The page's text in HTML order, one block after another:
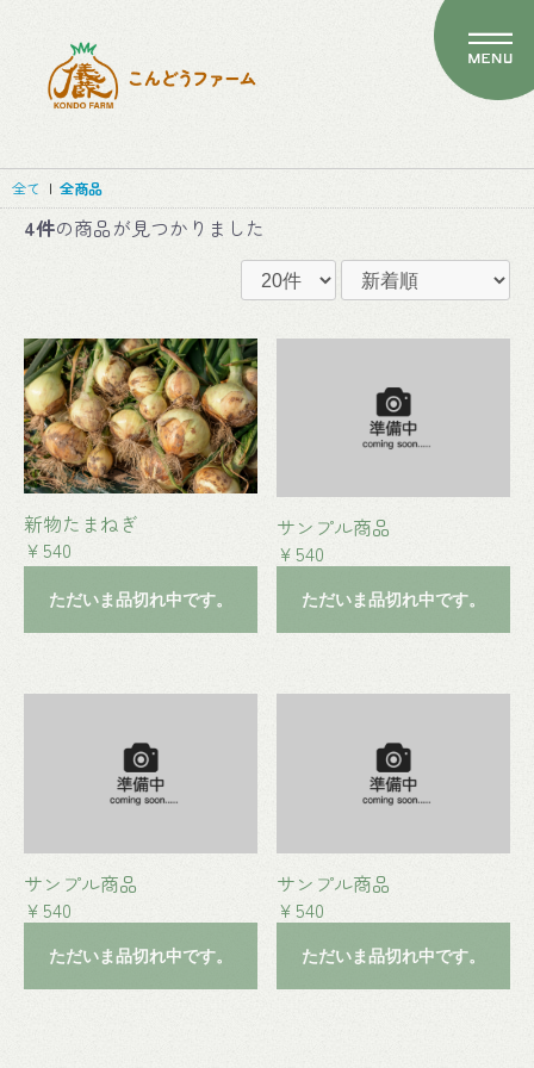
全て | 全商品
4件の商品が見つかりました
新物たまねぎ
￥540
ただいま品切れ中です。
サンプル商品
￥540
ただいま品切れ中です。
サンプル商品
￥540
ただいま品切れ中です。
サンプル商品
￥540
ただいま品切れ中です。